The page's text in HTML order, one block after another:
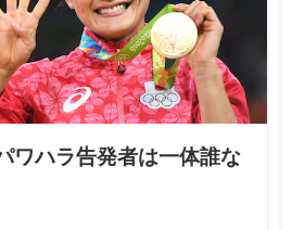
ワハラ告発者は一体誰な